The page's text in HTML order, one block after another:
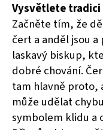
Vysvětlete tradici
Začněte tím, že
čert a anděl jsou
laskavý biskup,
dobré chování.
tam hlavně proto,
může udělat
symbolem klidu a